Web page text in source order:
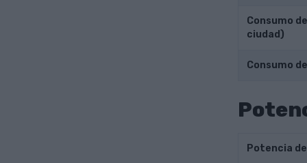
Consumo
ciudad)
Consumo
Potencia